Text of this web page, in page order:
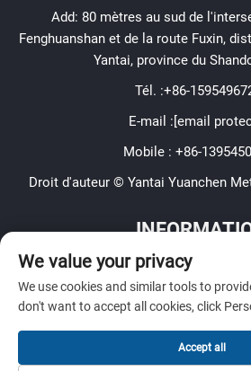
Add: 80 mètres au sud de
Fenghuanshan et de la route Fuxin,
Yantai, province du
Tél. :+86-
E-mail : [email
Mobile : +86-
Droit d'auteur © Yantai Yuanchen
Inscrivez-vous pour recevoir notre
We value your privacy
We use cookies and similar tools to
don't want to accept all cookies, click
Accept all